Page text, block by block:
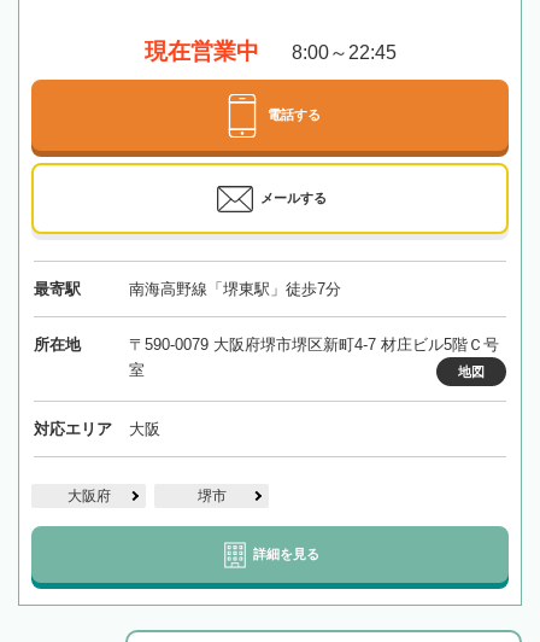
現在営業中 8:00～22:45
電話する
メールする
最寄駅 南海高野線「堺東駅」徒歩7分
所在地
〒590-0079 大阪府堺市堺区新町4-7 材庄ビル5階Ｃ号
室
地図
対応エリア 大阪
大阪府 堺市
詳細を見る